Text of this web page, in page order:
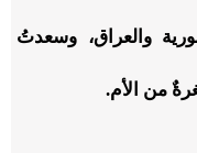
والعراق، وسعدتُ
من الأم.